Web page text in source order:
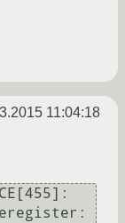
11:04:18